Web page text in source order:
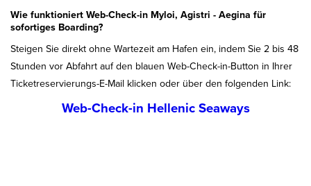
Wie funktioniert Web-Check-in Myloi, Agistri - Aegina für
sofortiges Boarding?
Steigen Sie direkt ohne Wartezeit am Hafen ein, indem Sie 2 bis 48
Stunden vor Abfahrt auf den blauen Web-Check-in-Button in Ihrer
Ticketreservierungs-E-Mail klicken oder über den folgenden Link:
Web-Check-in Hellenic Seaways